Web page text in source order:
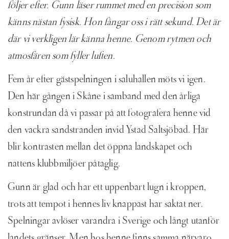
följer efter. Gunn läser rummet med en precision som
känns nästan fysisk. Hon fångar oss i rätt sekund. Det är
där vi verkligen lär känna henne. Genom rytmen och
atmosfären som fyller luften.
Fem år efter gästspelningen i saluhallen möts vi igen.
Den här gången i Skåne i samband med den årliga
konstrundan då vi passar på att fotografera henne vid
den vackra sandstranden invid Ystad Saltsjöbad. Här
blir kontrasten mellan det öppna landskapet och
nattens klubbmiljöer påtaglig.
Gunn är glad och har ett uppenbart lugn i kroppen,
trots att tempot i hennes liv knappast har saktat ner.
Spelningar avlöser varandra i Sverige och långt utanför